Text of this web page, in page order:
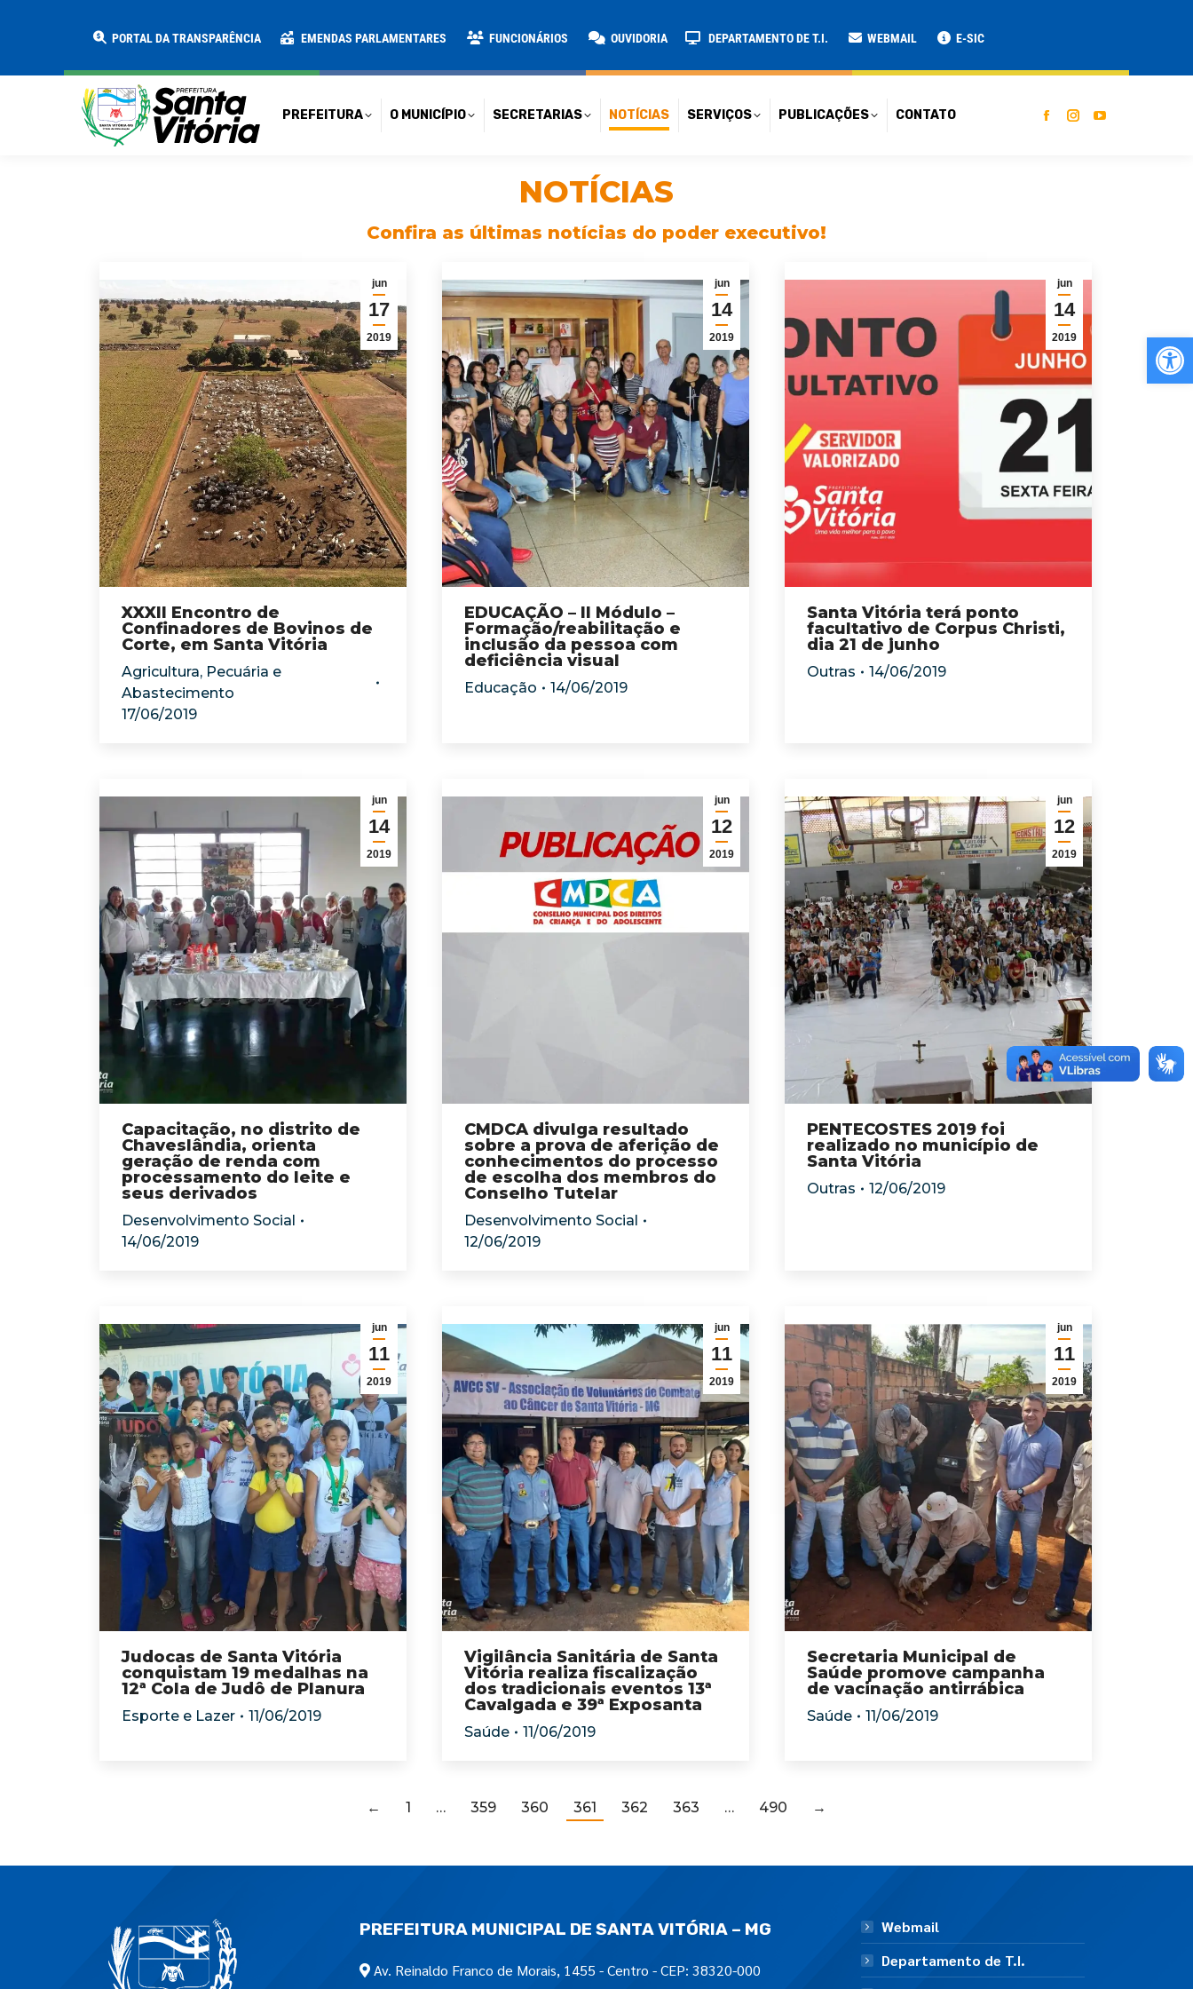
PORTAL DA TRANSPARÊNCIA EMENDAS PARLAMENTARES FUNCIONÁRIOS OUVIDORIA DEPARTAMENTO DE T.I. WEBMAIL E-SIC
PREFEITURA O MUNICÍPIO SECRETARIAS NOTÍCIAS SERVIÇOS PUBLICAÇÕES CONTATO
NOTÍCIAS
Confira as últimas notícias do poder executivo!
jun
17
2019
XXXII Encontro de
Confinadores de Bovinos de
Corte, em Santa Vitória
Agricultura, Pecuária e
Abastecimento
17/06/2019
jun
14
2019
EDUCAÇÃO – ll Módulo –
Formação/reabilitação e
inclusão da pessoa com
deficiência visual
Educação 14/06/2019
jun
14
2019
Santa Vitória terá ponto
facultativo de Corpus Christi,
dia 21 de junho
Outras 14/06/2019
jun
14
2019
Capacitação, no distrito de
Chaveslândia, orienta
geração de renda com
processamento do leite e
seus derivados
Desenvolvimento Social
14/06/2019
jun
12
2019
CMDCA divulga resultado
sobre a prova de aferição de
conhecimentos do processo
de escolha dos membros do
Conselho Tutelar
Desenvolvimento Social
12/06/2019
jun
12
2019
PENTECOSTES 2019 foi
realizado no município de
Santa Vitória
Outras 12/06/2019
jun
11
2019
Judocas de Santa Vitória
conquistam 19 medalhas na
12ª Cola de Judô de Planura
Esporte e Lazer 11/06/2019
jun
11
2019
Vigilância Sanitária de Santa
Vitória realiza fiscalização
dos tradicionais eventos 13ª
Cavalgada e 39ª Exposanta
Saúde 11/06/2019
jun
11
2019
Secretaria Municipal de
Saúde promove campanha
de vacinação antirrábica
Saúde 11/06/2019
← 1 … 359 360 361 362 363 … 490 →
PREFEITURA MUNICIPAL DE SANTA VITÓRIA – MG
Av. Reinaldo Franco de Morais, 1455 - Centro - CEP: 38320-000
Webmail
Departamento de T.I.